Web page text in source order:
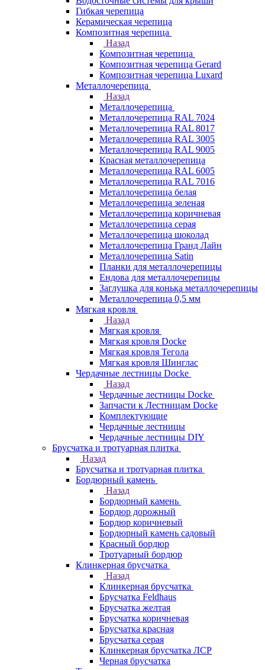
Гибкая черепица
Керамическая черепица
Композитная черепица
Назад
Композитная черепица
Композитная черепица Gerard
Композитная черепица Luxard
Металлочерепица
Назад
Металлочерепица
Металлочерепица RAL 7024
Металлочерепица RAL 8017
Металлочерепица RAL 3005
Металлочерепица RAL 9005
Красная металлочерепица
Металлочерепица RAL 6005
Металлочерепица RAL 7016
Металлочерепица белая
Металлочерепица зеленая
Металлочерепица коричневая
Металлочерепица серая
Металлочерепица шоколад
Металлочерепица Гранд Лайн
Металлочерепица Satin
Планки для металлочерепицы
Ендова для металлочерепицы
Заглушка для конька металлочерепицы
Металлочерепица 0,5 мм
Мягкая кровля
Назад
Мягкая кровля
Мягкая кровля Docke
Мягкая кровля Тегола
Мягкая кровля Шинглас
Чердачные лестницы Docke
Назад
Чердачные лестницы Docke
Запчасти к Лестницам Docke
Комплектующие
Чердачные лестницы
Чердачные лестницы DIY
Брусчатка и тротуарная плитка
Назад
Брусчатка и тротуарная плитка
Бордюрный камень
Назад
Бордюрный камень
Бордюр дорожный
Бордюр коричневый
Бордюрный камень садовый
Красный бордюр
Тротуарный бордюр
Клинкерная брусчатка
Назад
Клинкерная брусчатка
Брусчатка Feldhaus
Брусчатка желтая
Брусчатка коричневая
Брусчатка красная
Брусчатка серая
Клинкерная брусчатка ЛСР
Черная брусчатка